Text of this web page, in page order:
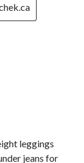
leggings
jeans for